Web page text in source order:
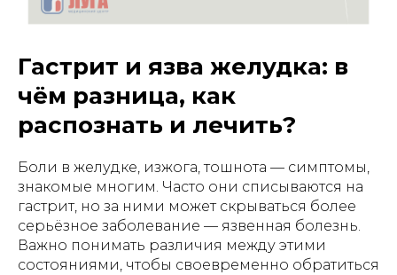
Гастрит и язва желудка: в
чём разница, как
распознать и лечить?
Боли в желудке, изжога, тошнота — симптомы,
знакомые многим. Часто они списываются на
гастрит, но за ними может скрываться более
серьёзное заболевание — язвенная болезнь.
Важно понимать различия между этими
состояниями, чтобы своевременно обратиться